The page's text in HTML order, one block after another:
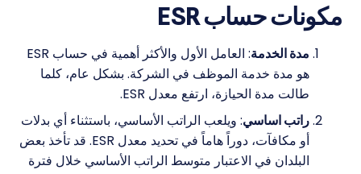
مكونات حساب ESR
مدة الخدمة
: العامل الأول والأكثر أهمية في حساب ESR
هو مدة خدمة الموظف في الشركة. بشكل عام، كلما
طالت مدة الحيازة، ارتفع معدل ESR.
راتب اساسي: ويلعب الراتب الأساسي، باستثناء أي بدلات
أو مكافآت، دوراً هاماً في تحديد معدل ESR. قد تأخذ بعض
البلدان في الاعتبار متوسط ​​الراتب الأساسي خلال فترة